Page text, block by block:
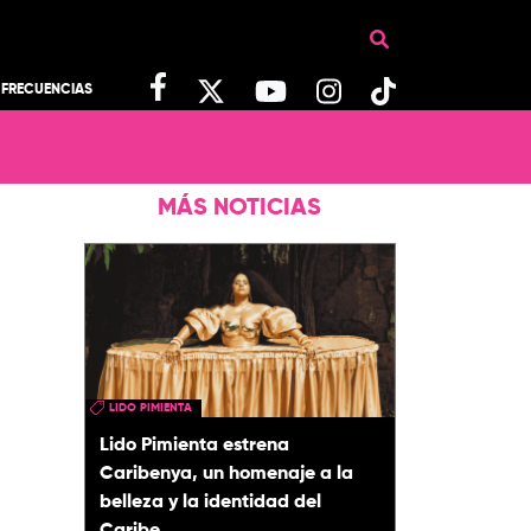
FRECUENCIAS
MÁS NOTICIAS
LIDO PIMIENTA
Lido Pimienta estrena
Caribenya, un homenaje a la
belleza y la identidad del